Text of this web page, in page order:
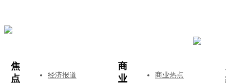
焦
点
经济报道
商
业
商业热点